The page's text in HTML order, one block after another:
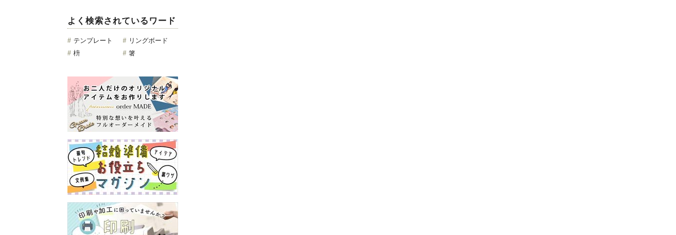
よく検索されているワード
# テンプレート # リングボード
# 枡 # 箸